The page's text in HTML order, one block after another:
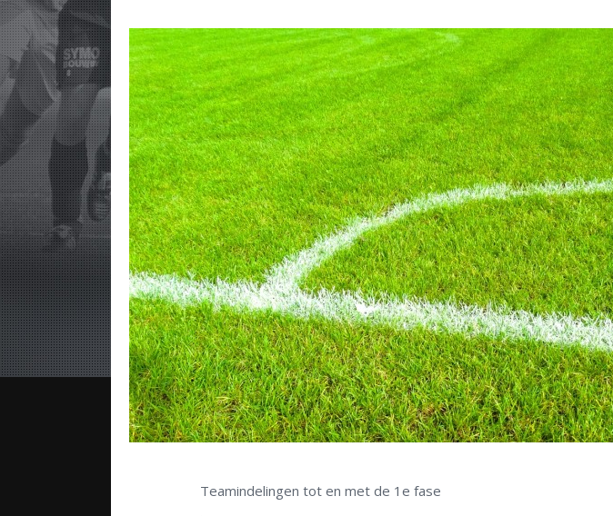
Teamindelingen tot en met de 1e fase
.